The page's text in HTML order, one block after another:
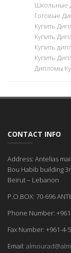
Школьные
Готовые
Купить
Купить
Купить
Купить
Дипломы
CONTACT INFO
Address: Antelias
Bou Habib building
Beirut – Lebanon
P.O.BOX: 70-696
Phone Number:
Fax Number: +961-4-
Email: